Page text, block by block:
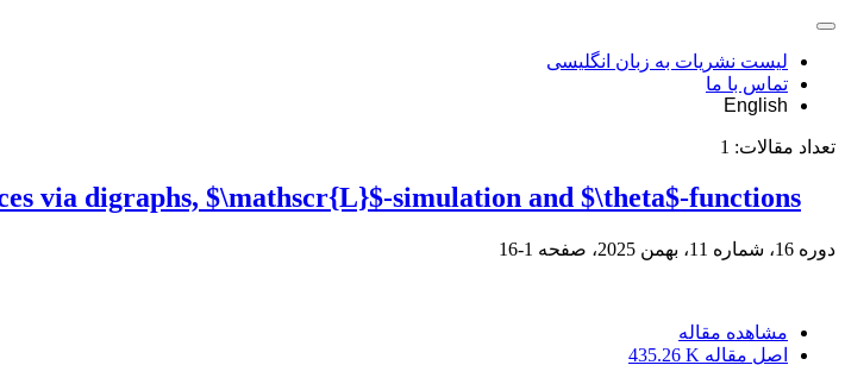
لیست نشریات به زبان انگلیسی
تماس با ما
English
تعداد مقالات: 1
via digraphs, $\mathscr{L}$-simulation and $\theta$-functions
دوره 16، شماره 11، بهمن 2025، صفحه 1-16
مشاهده مقاله
اصل مقاله 435.26 K